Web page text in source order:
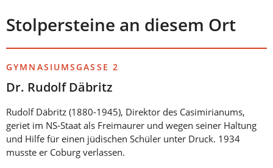
Stolpersteine an diesem Ort
GYMNASIUMSGASSE 2
Dr. Rudolf Däbritz
Rudolf Däbritz (1880-1945), Direktor des Casimirianums,
geriet im NS-Staat als Freimaurer und wegen seiner Haltung
und Hilfe für einen jüdischen Schüler unter Druck. 1934
musste er Coburg verlassen.